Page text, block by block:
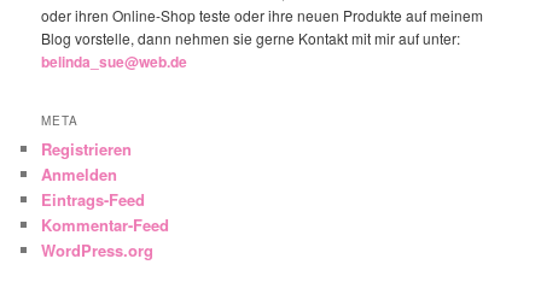
oder ihren Online-Shop teste oder ihre neuen Produkte auf meinem
Blog vorstelle, dann nehmen sie gerne Kontakt mit mir auf unter:
belinda_sue@web.de
META
Registrieren
Anmelden
Eintrags-Feed
Kommentar-Feed
WordPress.org